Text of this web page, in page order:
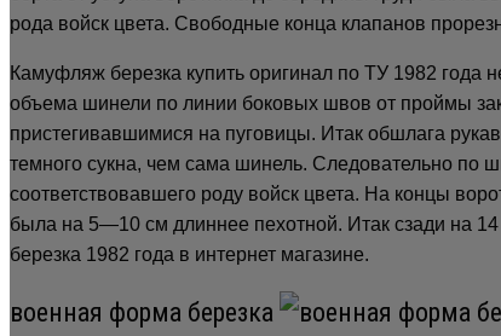
рода войск цвета. Свободные конца клапанов
Камуфляж березка купить оригинал по ТУ 1982 года
объема шинели по линии боковых швов от проймы
пристегивавшимися на пуговицы. Итак обшлага
темного сукна, чем сама шинель. Следовательно по
соответствовавшего роду войск цвета. На концы
была на 5—10 см длиннее пехотной. Итак сзади на
березка 1982 года в интернет магазине.
военная форма березка